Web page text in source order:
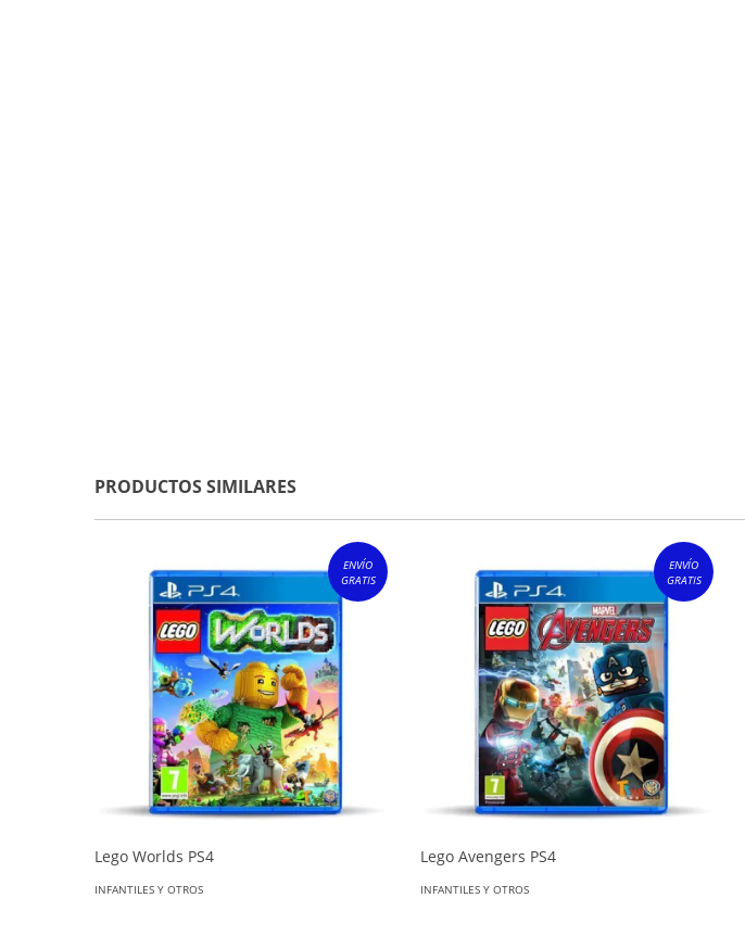
PRODUCTOS SIMILARES
ENVÍO
GRATIS
Lego Worlds PS4
INFANTILES Y OTROS
ENVÍO
GRATIS
Lego Avengers PS4
INFANTILES Y OTROS